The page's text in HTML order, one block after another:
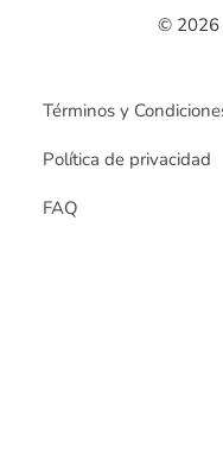
© 2026
Términos y
Política de privacidad
FAQ